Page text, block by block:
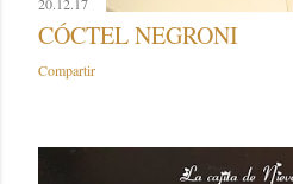
CÓCTEL NEGRONI
Compartir